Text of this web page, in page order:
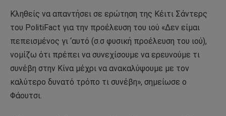
Κληθείς να απαντήσει σε ερώτηση της Κέιτι Σάντερς
του PolitiFact για την προέλευση του ιού «Δεν είμαι
πεπεισμένος γι ‘αυτό (σ.σ φυσική προέλευση του ιού),
νομίζω ότι πρέπει να συνεχίσουμε να ερευνούμε τι
συνέβη στην Κίνα μέχρι να ανακαλύψουμε με τον
καλύτερο δυνατό τρόπο τι συνέβη», σημείωσε ο
Φάουτσι.